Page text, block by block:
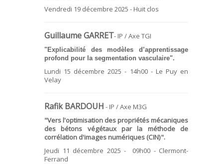
Vendredi 19 décembre 2025 - Huit clos
Guillaume GARRET- IP / Axe TGI
"Explicabilité des modèles d’apprentissage
profond pour la segmentation vasculaire".
Lundi 15 décembre 2025 - 14h00 - Le Puy en
Velay
Rafik BARDOUH - IP / Axe M3G
"Vers l'optimisation des propriétés mécaniques
des bétons végétaux par la méthode de
corrélation d'images numériques (CIN)".
Jeudi 11 décembre 2025 - 09h00 - Clermont-
Ferrand